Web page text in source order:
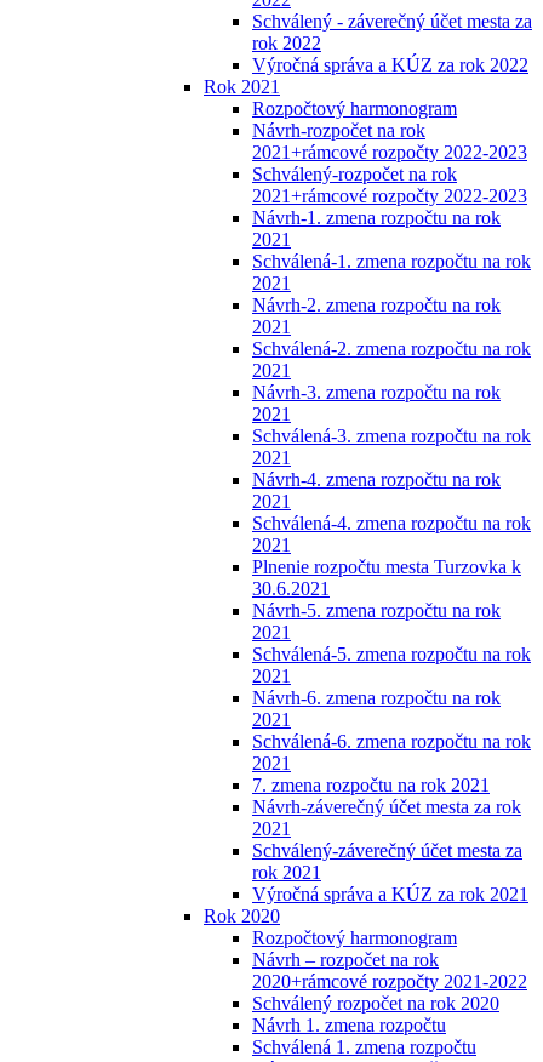
Schválený - záverečný účet mesta za
rok 2022
Výročná správa a KÚZ za rok 2022
Rok 2021
Rozpočtový harmonogram
Návrh-rozpočet na rok
2021+rámcové rozpočty 2022-2023
Schválený-rozpočet na rok
2021+rámcové rozpočty 2022-2023
Návrh-1. zmena rozpočtu na rok
2021
Schválená-1. zmena rozpočtu na rok
2021
Návrh-2. zmena rozpočtu na rok
2021
Schválená-2. zmena rozpočtu na rok
2021
Návrh-3. zmena rozpočtu na rok
2021
Schválená-3. zmena rozpočtu na rok
2021
Návrh-4. zmena rozpočtu na rok
2021
Schválená-4. zmena rozpočtu na rok
2021
Plnenie rozpočtu mesta Turzovka k
30.6.2021
Návrh-5. zmena rozpočtu na rok
2021
Schválená-5. zmena rozpočtu na rok
2021
Návrh-6. zmena rozpočtu na rok
2021
Schválená-6. zmena rozpočtu na rok
2021
7. zmena rozpočtu na rok 2021
Návrh-záverečný účet mesta za rok
2021
Schválený-záverečný účet mesta za
rok 2021
Výročná správa a KÚZ za rok 2021
Rok 2020
Rozpočtový harmonogram
Návrh – rozpočet na rok
2020+rámcové rozpočty 2021-2022
Schválený rozpočet na rok 2020
Návrh 1. zmena rozpočtu
Schválená 1. zmena rozpočtu